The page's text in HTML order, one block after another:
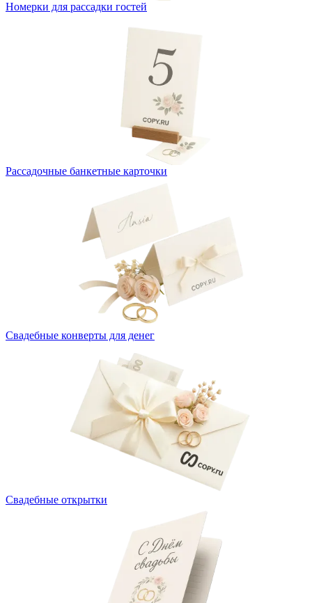
Номерки для рассадки гостей
Рассадочные банкетные карточки
Свадебные конверты для денег
Свадебные открытки